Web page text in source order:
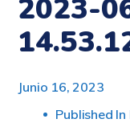
2023-
Junio 16, 2023
Published In